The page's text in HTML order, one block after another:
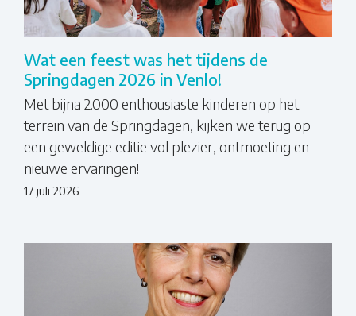
Wat een feest was het tijdens de
Springdagen 2026 in Venlo!
Met bijna 2.000 enthousiaste kinderen op het
terrein van de Springdagen, kijken we terug op
een geweldige editie vol plezier, ontmoeting en
nieuwe ervaringen!
17 juli 2026